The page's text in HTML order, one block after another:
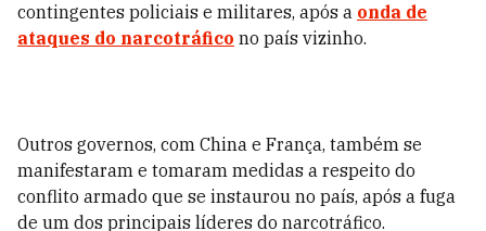
contingentes policiais e militares, após a onda de
ataques do narcotráfico no país vizinho.
Outros governos, com China e França, também se
manifestaram e tomaram medidas a respeito do
conflito armado que se instaurou no país, após a fuga
de um dos principais líderes do narcotráfico.